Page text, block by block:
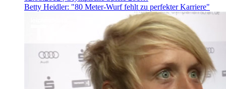
Betty Heidler: "80 Meter-Wurf fehlt zu perfekter Karriere"